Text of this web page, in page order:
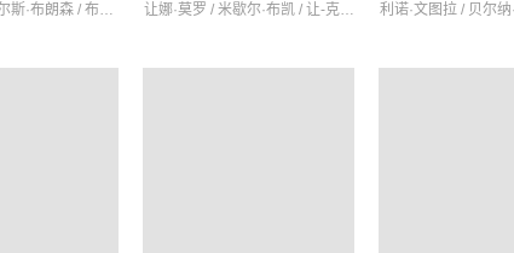
阿兰·德龙 / 查尔斯·布朗森 / 布丽吉特·佛西 让娜·莫罗 / 米歇尔·布凯 / 让-克洛德·布里亚利